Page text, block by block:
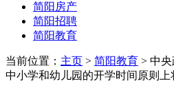
简阳房产
简阳招聘
简阳教育
当前位置： 主页 > 简阳教育 > 中央
中小学和幼儿园的开学时间原则上